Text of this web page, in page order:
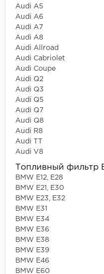
Audi A5
Audi A6
Audi A7
Audi A8
Audi Allroad
Audi Cabriolet
Audi Coupe
Audi Q2
Audi Q3
Audi Q5
Audi Q7
Audi Q8
Audi R8
Audi TT
Audi V8
Топливный фильтр
BMW E12, E28
BMW E21, E30
BMW E23, E32
BMW E31
BMW E34
BMW E36
BMW E38
BMW E39
BMW E46
BMW E60